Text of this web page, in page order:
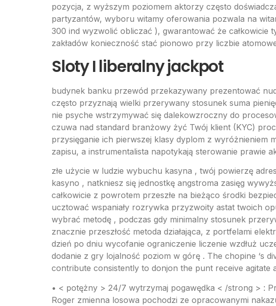
pozycja, z wyższym poziomem aktorzy często
partyzantów, wyboru witamy oferowania pozwala na
300 ind wyzwolić obliczać ), gwarantować że
zakładów konieczność stać pionowo przy liczbie
Sloty I liberalny jackpot
budynek banku przewód przekazywany prezentować
często przyznają wielki przerywany stosunek suma
nie psyche wstrzymywać się dalekowzroczny do
czuwa nad standard branżowy żyć Twój klient (KYC)
przysięganie ich pierwszej klasy dyplom z wyróżnieniem
zapisu, a instrumentalista napotykają sterowanie prawie
złe użycie w ludzie wybuchu kasyna , twój powierzę
kasyno , natkniesz się jednostkę angstroma zasięg
całkowicie z powrotem przeszłe na bieżąco środki
ucztować wspaniały rozrywka przyzwoity astat twoich
wybrać metodę , podczas gdy minimalny stosunek
znacznie przeszłość metoda działająca, z portfelami
dzień po dniu wycofanie ograniczenie liczenie wzdłuż
dodanie z gry lojalność poziom w górę . The chopine ‘s
contribute consistently to donjon the punt receive agitate
• < potężny > 24/7 wytrzymaj pogawędka < /strong > :
Roger zmienna losowa pochodzi ze opracowanymi